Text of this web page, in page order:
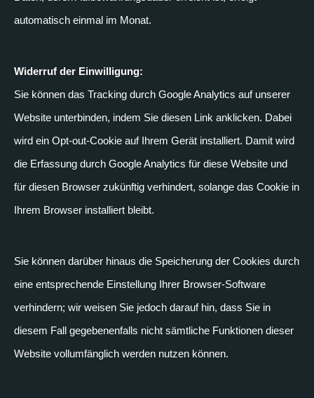
automatisch einmal im Monat.
Widerruf der Einwilligung:
Sie können das Tracking durch Google Analytics auf unserer
Website unterbinden, indem Sie diesen Link anklicken. Dabei
wird ein Opt-out-Cookie auf Ihrem Gerät installiert. Damit wird
die Erfassung durch Google Analytics für diese Website und
für diesen Browser zukünftig verhindert, solange das Cookie in
Ihrem Browser installiert bleibt.
Sie können darüber hinaus die Speicherung der Cookies durch
eine entsprechende Einstellung Ihrer Browser-Software
verhindern; wir weisen Sie jedoch darauf hin, dass Sie in
diesem Fall gegebenenfalls nicht sämtliche Funktionen dieser
Website vollumfänglich werden nutzen können.